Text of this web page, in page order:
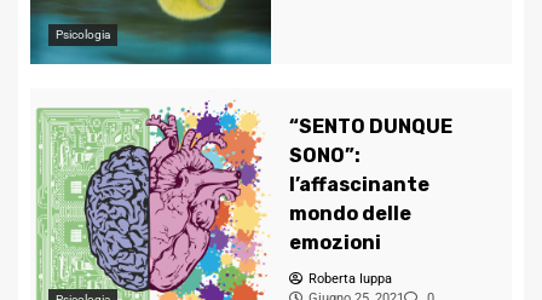
Psicologia
“SENTO DUNQUE
SONO”:
l’affascinante
mondo delle
emozioni
Roberta Iuppa